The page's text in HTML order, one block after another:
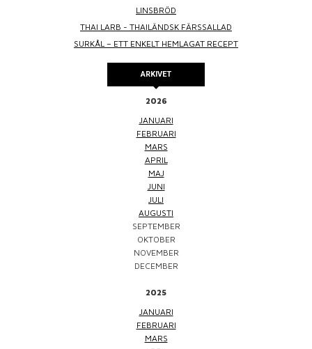
LINSBRÖD
THAI LARB - THAILÄNDSK FÄRSSALLAD
SURKÅL – ETT ENKELT HEMLAGAT RECEPT
ARKIVET
2026
JANUARI
FEBRUARI
MARS
APRIL
MAJ
JUNI
JULI
AUGUSTI
SEPTEMBER
OKTOBER
NOVEMBER
DECEMBER
2025
JANUARI
FEBRUARI
MARS